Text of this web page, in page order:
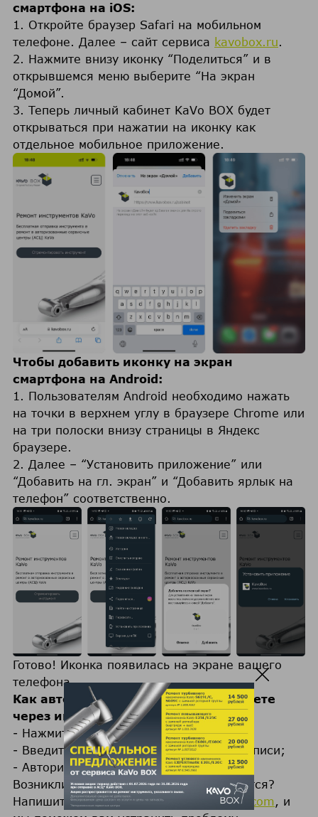
смартфона на iOS:
1. Откройте браузер Safari на мобильном
телефоне. Далее – сайт сервиса kavobox.ru.
2. Нажмите внизу иконку “Поделиться” и в
открывшемся меню выберите “На экран
“Домой”.
3. Теперь личный кабинет KaVo BOX будет
открываться при нажатии на иконку как
отдельное мобильное приложение.
Чтобы добавить иконку на экран
смартфона на Android:
1. Пользователям Android необходимо нажать
на точки в верхнем углу в браузере Chrome или
на три полоски внизу страницы в Яндекс
браузере.
2. Далее – “Установить приложение” или
“Добавить на гл. экран” и “Добавить ярлык на
телефон” соответственно.
Готово! Иконка появилась на экране вашего
телефона.
Как авторизоваться в личном кабинете
через иконку:
- Нажмите на значок KaVo BOX;
- Введите логин и пароль от учетной записи;
- Авторизуйтесь в системе.
Возникли вопросы? Иконка не появляется?
Напишите намtechsupport.russia@kavo.com , и